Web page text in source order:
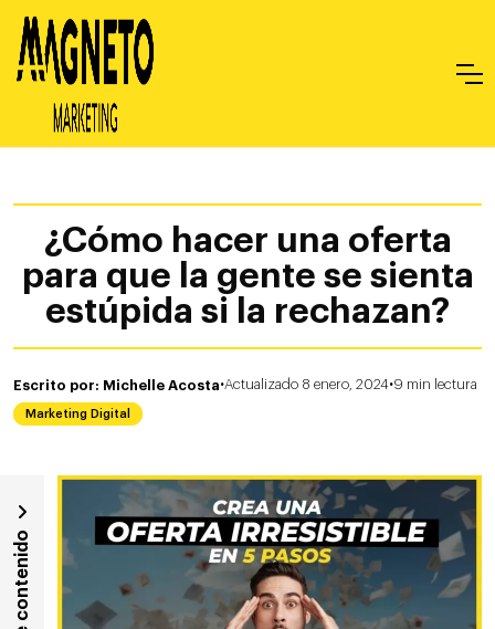
¿Cómo hacer una oferta
para que la gente se sienta
estúpida si la rechazan?
Escrito por: Michelle Acosta·Actualizado 8 enero, 2024·9 min lectura
Marketing Digital